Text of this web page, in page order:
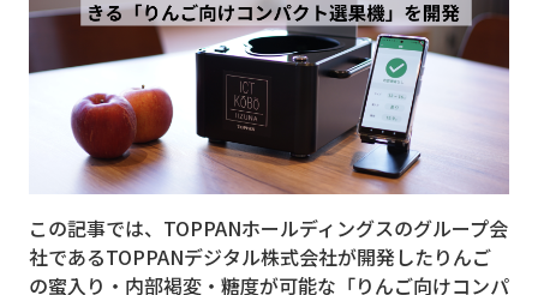
スマート漁業
クラウド
M2M
VPN
この記事では、TOPPANホールディングスのグループ会
社であるTOPPANデジタル株式会社が開発したりんご
の蜜入り・内部褐変・糖度が可能な「りんご向けコンパ